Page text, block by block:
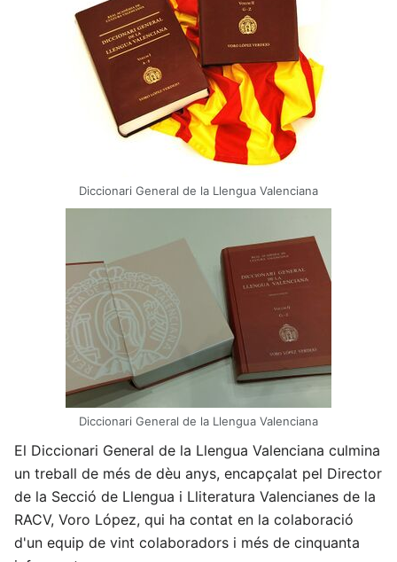
Diccionari General de la Llengua Valenciana
Diccionari General de la Llengua Valenciana
El Diccionari General de la Llengua Valenciana culmina
un treball de més de dèu anys, encapçalat pel Director
de la Secció de Llengua i Lliteratura Valencianes de la
RACV, Voro López, qui ha contat en la colaboració
d'un equip de vint colaboradors i més de cinquanta